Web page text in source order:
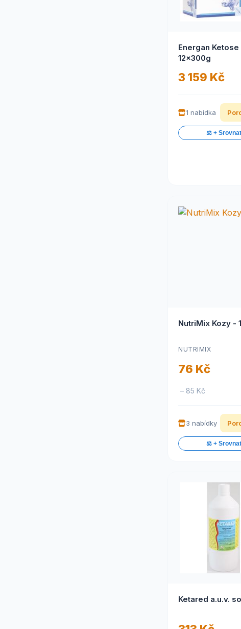
Energan
12x300g
3 159 Kč
1 nabídka
⚖️ + Srovnat
NutriMix Kozy -
NUTRIMIX
76 Kč
– 85 Kč
3 nabídky
⚖️ + Srovnat